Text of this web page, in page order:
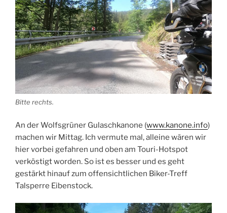
Bitte rechts.
An der Wolfsgrüner Gulaschkanone (www.kanone.info)
machen wir Mittag. Ich vermute mal, alleine wären wir
hier vorbei gefahren und oben am Touri-Hotspot
verköstigt worden. So ist es besser und es geht
gestärkt hinauf zum offensichtlichen Biker-Treff
Talsperre Eibenstock.